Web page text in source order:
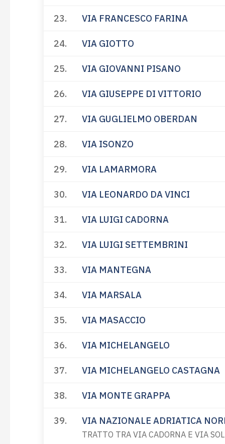
23. VIA FRANCESCO FARINA
24. VIA GIOTTO
25. VIA GIOVANNI PISANO
26. VIA GIUSEPPE DI VITTORIO
27. VIA GUGLIELMO OBERDAN
28. VIA ISONZO
29. VIA LAMARMORA
30. VIA LEONARDO DA VINCI
31. VIA LUIGI CADORNA
32. VIA LUIGI SETTEMBRINI
33. VIA MANTEGNA
34. VIA MARSALA
35. VIA MASACCIO
36. VIA MICHELANGELO
37. VIA MICHELANGELO CASTAGNA
38. VIA MONTE GRAPPA
39. VIA NAZIONALE ADRIATICA
TRATTO TRA VIA CADORNA E VIA